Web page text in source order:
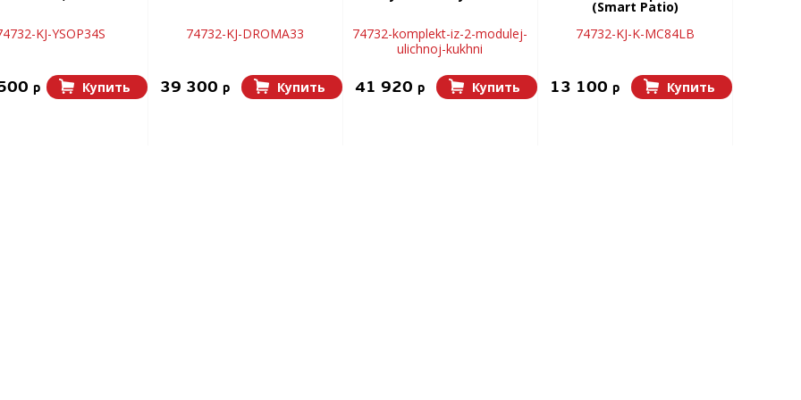
KJ-YSOP34S
p Купить
74732-KJ-DROMA33
39 300 p Купить
74732-komplekt-iz-2-modulej-
ulichnoj-kukhni
41 920 p Купить
(Smart Patio)
74732-KJ-K-MC84LB
13 100 p Купить